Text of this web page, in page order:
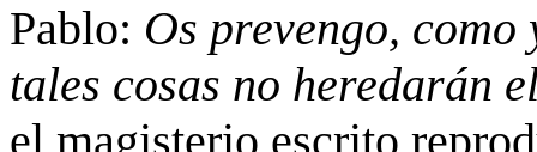
Pablo: Os prevengo,
tales cosas no heredarán
el magisterio escrito